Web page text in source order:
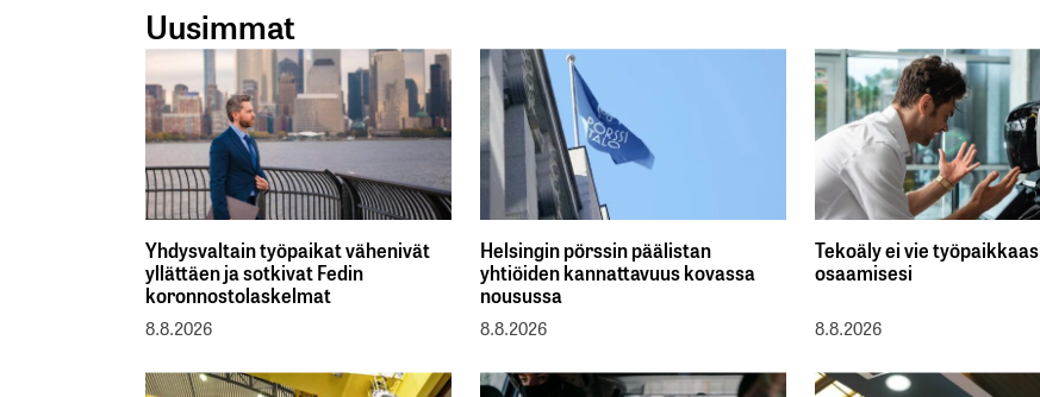
Uusimmat
Yhdysvaltain työpaikat vähenivät
yllättäen ja sotkivat Fedin
koronnostolaskelmat
8.8.2026
Helsingin pörssin päälistan
yhtiöiden kannattavuus kovassa
nousussa
8.8.2026
Tekoäly ei vie
osaamisesi
8.8.2026